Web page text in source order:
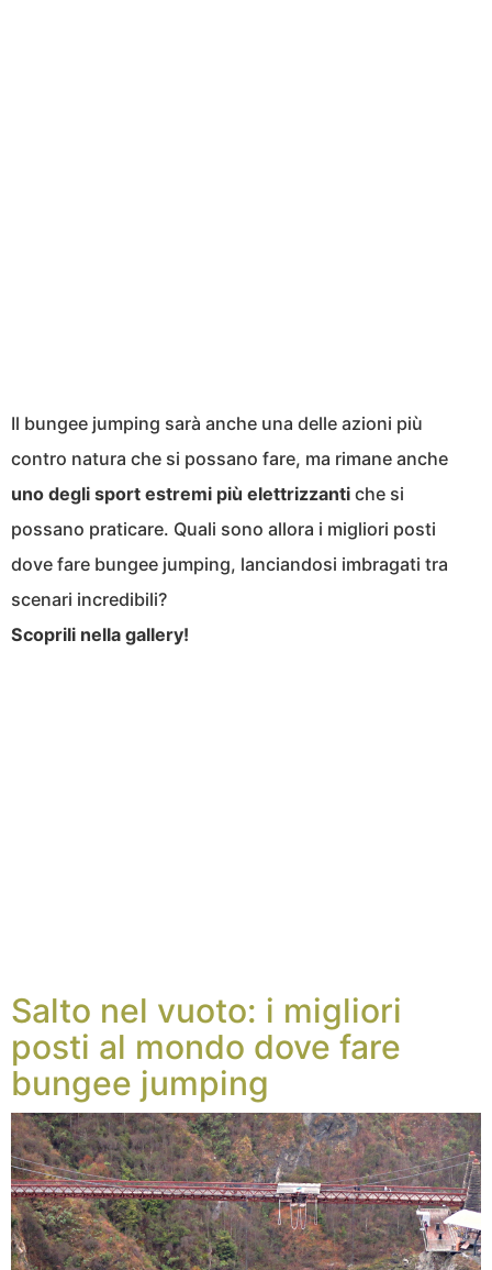
Il bungee jumping sarà anche una delle azioni più
contro natura che si possano fare, ma rimane anche
uno degli sport estremi più elettrizzanti che si
possano praticare. Quali sono allora i migliori posti
dove fare bungee jumping, lanciandosi imbragati tra
scenari incredibili?
Scoprili nella gallery!
Salto nel vuoto: i migliori
posti al mondo dove fare
bungee jumping